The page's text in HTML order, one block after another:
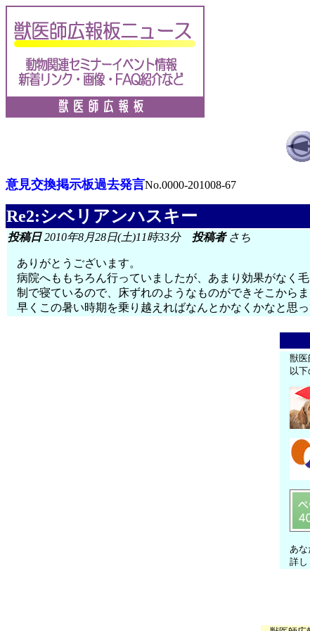
意見交換掲示板過去発言No.0000-201008-67
Re2:シベリアンハスキー
投稿日2010年8月28日(土)11時33分 投稿者さち
ありがとうございます。
病院へももちろん行っていましたが、あまり効果がなく
制で寝ているので、床ずれのようなものができそこから
早くこの暑い時期を乗り越えればなんとかなくかなと思っ
獣医
以
あな
詳し